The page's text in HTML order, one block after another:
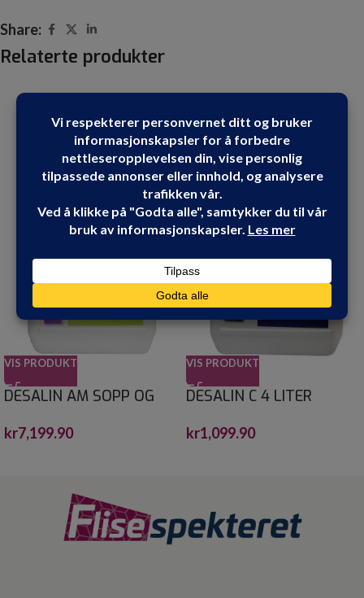
Share:
Relaterte produkter
VIS PRODUKT
DESALIN AM SOPP OG
kr7,199.90
VIS PRODUKT
DESALIN C 4 LITER
kr1,099.90